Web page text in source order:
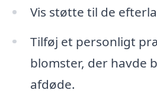
Vis støtte til de
Tilføj et personligt
blomster, der havde
afdøde.